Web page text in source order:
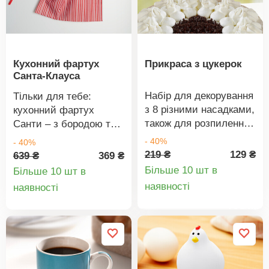
негарних слідів на
стінах та шафах.
використання повісьте
Кухонний фартух
Санта-Клауса
Тільки для тебе:
кухонний фартух
Санти – з бородою та
ялинками на кишенях.
- 40%
639 ₴
369 ₴
Більше 10 шт в
наявності
Прикраса з цукерок
Набір для декорування
з 8 різними насадками,
також для розпилення
цукерок.
- 40%
219 ₴
129 ₴
Більше 10 шт в
наявності